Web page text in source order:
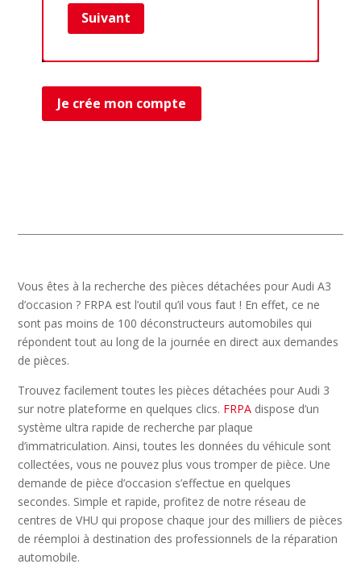
Suivant
Je crée mon compte
Vous êtes à la recherche des pièces détachées pour Audi A3
d’occasion ? FRPA est l’outil qu’il vous faut ! En effet, ce ne
sont pas moins de 100 déconstructeurs automobiles qui
répondent tout au long de la journée en direct aux demandes
de pièces.
Trouvez facilement toutes les pièces détachées pour Audi 3
sur notre plateforme en quelques clics. FRPA dispose d’un
système ultra rapide de recherche par plaque
d’immatriculation. Ainsi, toutes les données du véhicule sont
collectées, vous ne pouvez plus vous tromper de pièce. Une
demande de pièce d’occasion s’effectue en quelques
secondes. Simple et rapide, profitez de notre réseau de
centres de VHU qui propose chaque jour des milliers de pièces
de réemploi à destination des professionnels de la réparation
automobile.